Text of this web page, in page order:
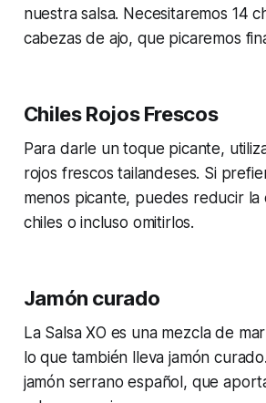
nuestra salsa. Necesitaremos 14
cabezas de ajo, que picaremos
Chiles Rojos Frescos
Para darle un toque picante,
rojos frescos tailandeses. Si
menos picante, puedes reducir la
chiles o incluso omitirlos.
Jamón curado
La Salsa XO es una mezcla de
lo que también lleva jamón
jamón serrano español, que